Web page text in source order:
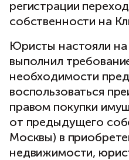
регистрации
собственности на
Юристы настояли
выполнил
необходимости
воспользоваться
правом покупки
от предыдущего
Москвы) в
недвижимости,